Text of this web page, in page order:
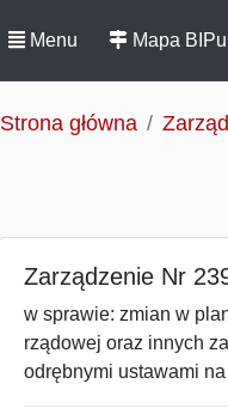
Menu Mapa BIPu
Strona główna
Zarządzenie Nr
w sprawie: zmian w
rządowej oraz innych
odrębnymi ustawami